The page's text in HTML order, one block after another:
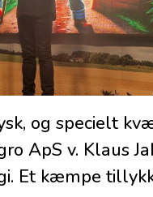
og specielt
ApS v. Klaus
Et kæmpe